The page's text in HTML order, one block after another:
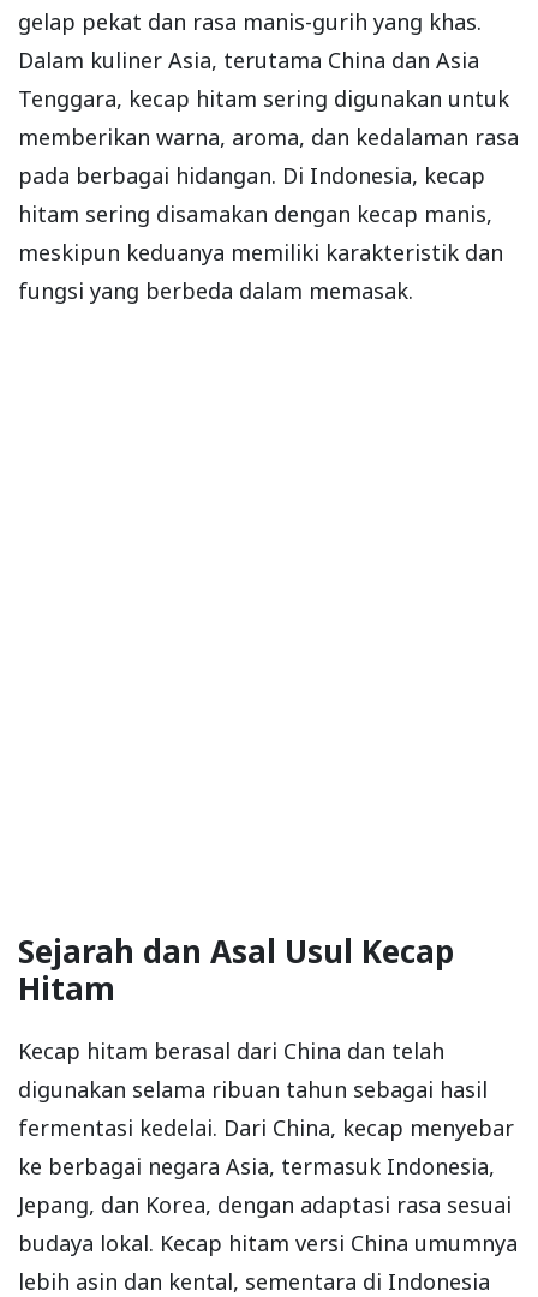
gelap pekat dan rasa manis-gurih yang khas.
Dalam kuliner Asia, terutama China dan Asia
Tenggara, kecap hitam sering digunakan untuk
memberikan warna, aroma, dan kedalaman rasa
pada berbagai hidangan. Di Indonesia, kecap
hitam sering disamakan dengan kecap manis,
meskipun keduanya memiliki karakteristik dan
fungsi yang berbeda dalam memasak.
Sejarah dan Asal Usul Kecap
Hitam
Kecap hitam berasal dari China dan telah
digunakan selama ribuan tahun sebagai hasil
fermentasi kedelai. Dari China, kecap menyebar
ke berbagai negara Asia, termasuk Indonesia,
Jepang, dan Korea, dengan adaptasi rasa sesuai
budaya lokal. Kecap hitam versi China umumnya
lebih asin dan kental, sementara di Indonesia